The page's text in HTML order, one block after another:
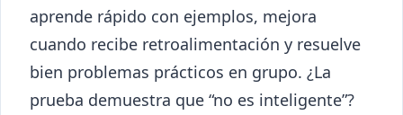
aprende rápido con ejemplos, mejora
cuando recibe retroalimentación y resuelve
bien problemas prácticos en grupo. ¿La
prueba demuestra que “no es inteligente”?